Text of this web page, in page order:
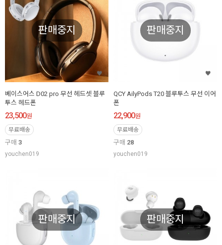
판매중지
베이스어스 D02 pro 무선 헤드셋 블루
투스 헤드폰
23,500원
무료배송
구매 3
youchen019
판매중지
QCY AilyPods T20 블루투스 무선 이어
폰
22,900원
무료배송
구매 28
youchen019
판매중지 판매중지